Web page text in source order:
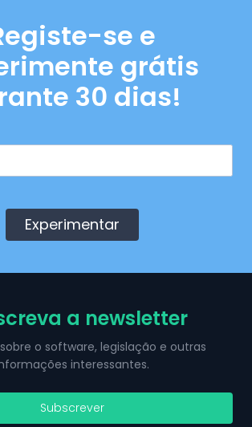
se e
grátis
30 dias!
Experimentar
a newsletter
o software, legislação e outras
interessantes.
Subscrever